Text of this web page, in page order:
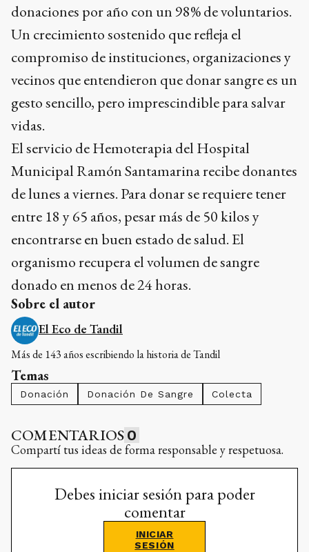
donaciones por año con un 98% de voluntarios.
Un crecimiento sostenido que refleja el
compromiso de instituciones, organizaciones y
vecinos que entendieron que donar sangre es un
gesto sencillo, pero imprescindible para salvar
vidas.
El servicio de Hemoterapia del Hospital
Municipal Ramón Santamarina recibe donantes
de lunes a viernes. Para donar se requiere tener
entre 18 y 65 años, pesar más de 50 kilos y
encontrarse en buen estado de salud. El
organismo recupera el volumen de sangre
donado en menos de 24 horas.
Sobre el autor
El Eco de Tandil
Más de 143 años escribiendo la historia de Tandil
Temas
Donación Donación De Sangre Colecta
COMENTARIOS 0
Compartí tus ideas de forma responsable y respetuosa.
Debes iniciar sesión para poder
comentar
INICIAR
SESIÓN